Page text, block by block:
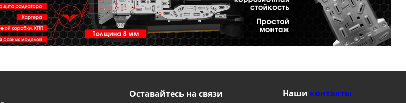
Оставайтесь на связи Наши контакты